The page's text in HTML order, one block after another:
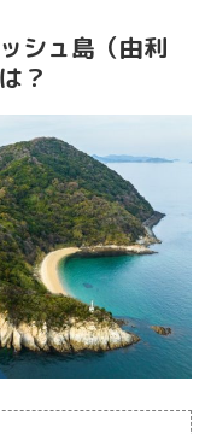
シュ島（由利
？